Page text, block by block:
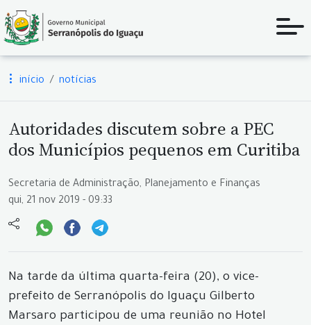
início notícias
Autoridades discutem sobre a PEC
dos Municípios pequenos em Curitiba
Secretaria de Administração, Planejamento e Finanças
qui, 21 nov 2019 - 09:33
Na tarde da última quarta-feira (20), o vice-
prefeito de Serranópolis do Iguaçu Gilberto
Marsaro participou de uma reunião no Hotel